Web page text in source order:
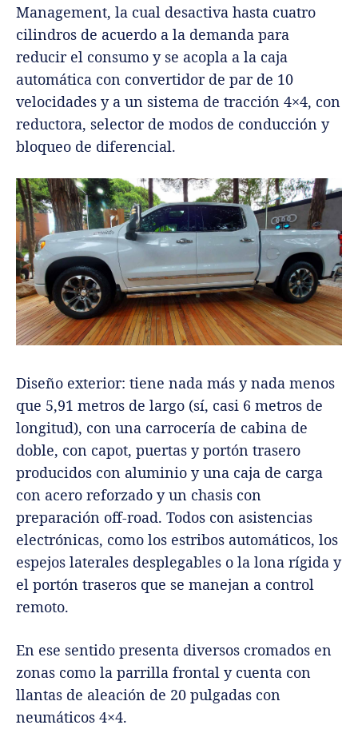
Management, la cual desactiva hasta cuatro
cilindros de acuerdo a la demanda para
reducir el consumo y se acopla a la caja
automática con convertidor de par de 10
velocidades y a un sistema de tracción 4×4, con
reductora, selector de modos de conducción y
bloqueo de diferencial.
Diseño exterior: tiene nada más y nada menos
que 5,91 metros de largo (sí, casi 6 metros de
longitud), con una carrocería de cabina de
doble, con capot, puertas y portón trasero
producidos con aluminio y una caja de carga
con acero reforzado y un chasis con
preparación off-road. Todos con asistencias
electrónicas, como los estribos automáticos, los
espejos laterales desplegables o la lona rígida y
el portón traseros que se manejan a control
remoto.
En ese sentido presenta diversos cromados en
zonas como la parrilla frontal y cuenta con
llantas de aleación de 20 pulgadas con
neumáticos 4×4.